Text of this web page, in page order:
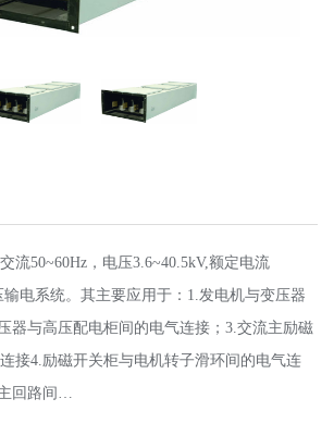
流50~60Hz，电压3.6~40.5kV,额定电流
输电系统。其主要应用于：1.发电机与变压器
器与高压配电柜间的电气连接；3.交流主励磁
接4.励磁开关柜与电机转子滑环间的电气连
回路间…